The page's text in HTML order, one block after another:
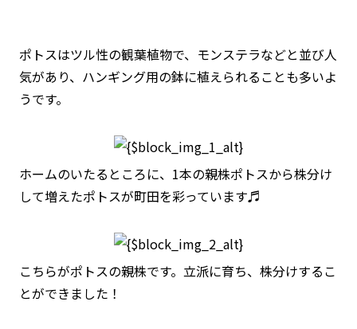
ポトスはツル性の観葉植物で、モンステラなどと並び人
気があり、ハンギング用の鉢に植えられることも多いよ
うです。
ホームのいたるところに、1本の親株ポトスから株分け
して増えたポトスが町田を彩っています♬
こちらがポトスの親株です。立派に育ち、株分けするこ
とができました！